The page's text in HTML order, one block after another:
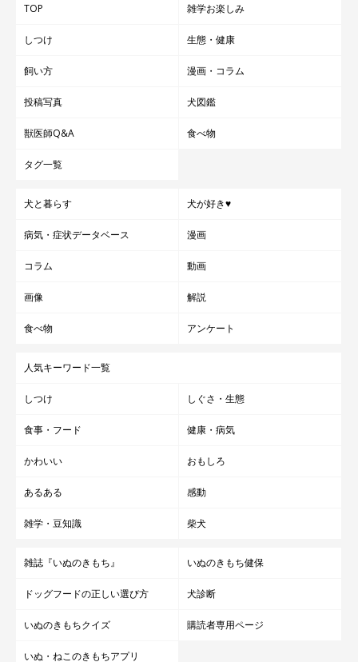
TOP 雑学お楽しみ
しつけ 生態・健康
飼い方 漫画・コラム
投稿写真 犬図鑑
獣医師Q&A 食べ物
タグ一覧
犬と暮らす 犬が好き♥
病気・症状データベース 漫画
コラム 動画
画像 解説
食べ物 アンケート
人気キーワード一覧
しつけ しぐさ・生態
食事・フード 健康・病気
かわいい おもしろ
あるある 感動
雑学・豆知識 柴犬
雑誌『いぬのきもち』 いぬのきもち健保
ドッグフードの正しい選び方 犬診断
いぬのきもちクイズ 購読者専用ページ
いぬ・ねこのきもちアプリ